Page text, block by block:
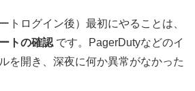
トログイン後）最初にやることは、
トの確認 です。PagerDutyなどのイ
を開き、深夜に何か異常がなかった